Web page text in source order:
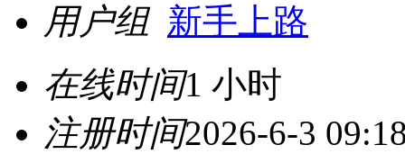
用户组 新手上路
在线时间1 小时
注册时间2026-6-3